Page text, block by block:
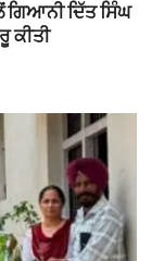
ਗਿਆਨੀ ਦਿੱਤ ਸਿੰਘ
ਕੀਤੀ